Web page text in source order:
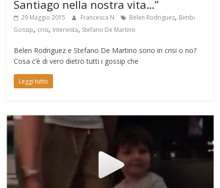
Santiago nella nostra vita…”
29 Maggio 2015 Francesca N Belen Rodriguez, Bimbi
Gossip, crisi, Intervista, Stefano De Martino
Belen Rodriguez e Stefano De Martino sono in crisi o no?
Cosa c’è di vero dietro tutti i gossip che
Leggi tutto